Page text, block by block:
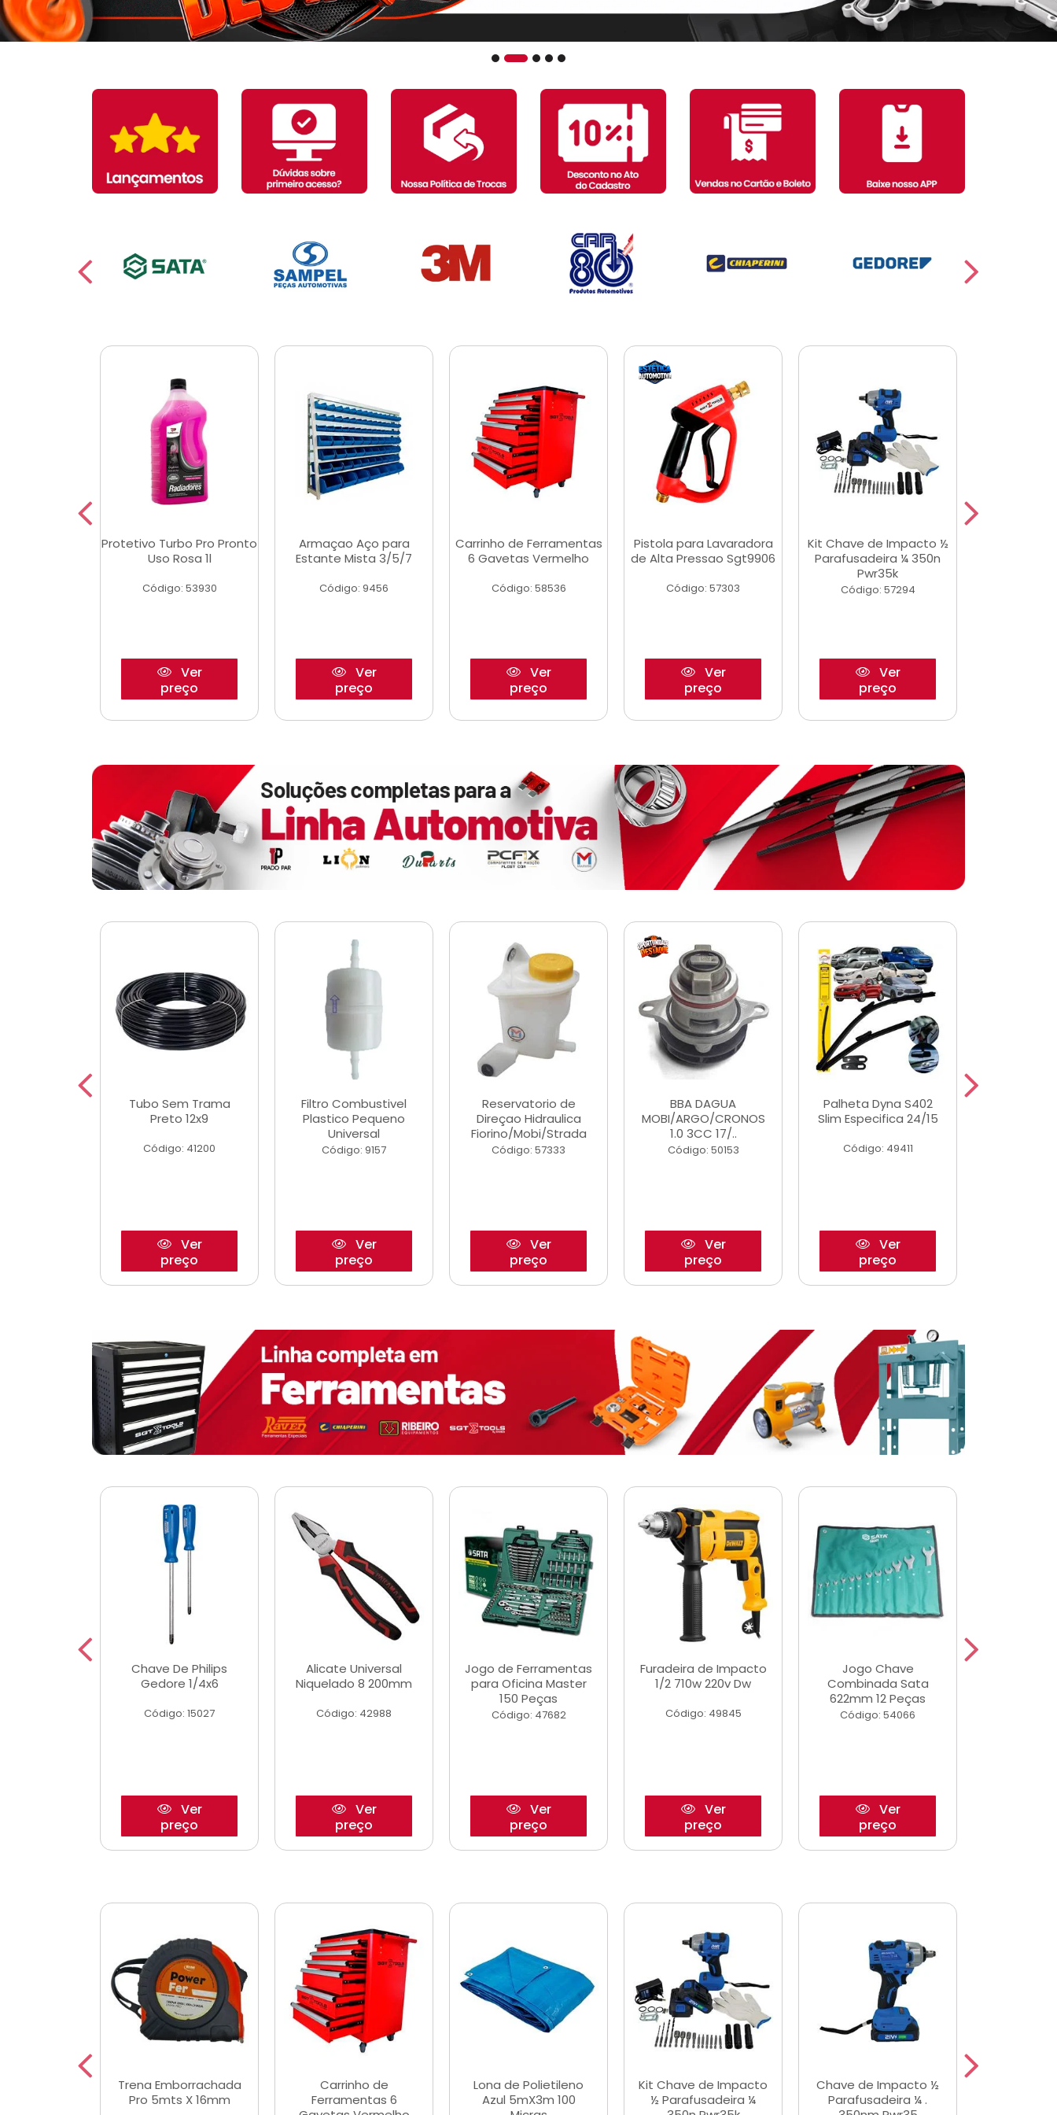
Protetivo Turbo Pro Pronto
Uso Rosa 1l
Código: 53930
Ver
preço
Armaçao Aço para
Estante Mista 3/5/7
Código: 9456
Ver
preço
Carrinho de Ferramentas
6 Gavetas Vermelho
Código: 58536
Ver
preço
Pistola para Lavaradora
de Alta Pressao Sgt9906
Código: 57303
Ver
preço
Kit Chave de Impacto ½
Parafusadeira ¼ 350n
Pwr35k
Código: 57294
Ver
preço
Tubo Sem Trama
Preto 12x9
Código: 41200
Ver
preço
Filtro Combustivel
Plastico Pequeno
Universal
Código: 9157
Ver
preço
Reservatorio de
Direçao Hidraulica
Fiorino/Mobi/Strada
Código: 57333
Ver
preço
BBA DAGUA
MOBI/ARGO/CRONOS
1.0 3CC 17/..
Código: 50153
Ver
preço
Palheta Dyna S402
Slim Especifica 24/15
Código: 49411
Ver
preço
Chave De Philips
Gedore 1/4x6
Código: 15027
Ver
preço
Alicate Universal
Niquelado 8 200mm
Código: 42988
Ver
preço
Jogo de Ferramentas
para Oficina Master
150 Peças
Código: 47682
Ver
preço
Furadeira de Impacto
1/2 710w 220v Dw
Código: 49845
Ver
preço
Jogo Chave
Combinada Sata
622mm 12 Peças
Código: 54066
Ver
preço
Trena Emborrachada
Pro 5mts X 16mm
Carrinho de
Ferramentas 6
Lona de Polietileno
Azul 5mX3m 100
Kit Chave de Impacto
½ Parafusadeira ¼
Chave de Impacto ½
Parafusadeira ¼ .